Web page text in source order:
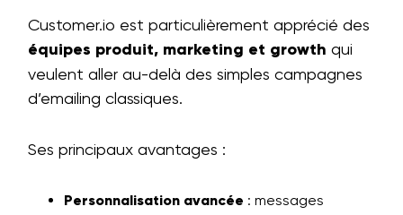
Customer.io est particulièrement apprécié des
équipes produit, marketing et growth qui
veulent aller au-delà des simples campagnes
d’emailing classiques.
Ses principaux avantages :
Personnalisation avancée : messages